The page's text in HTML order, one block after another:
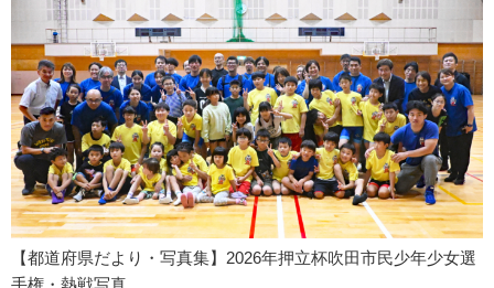
【都道府県だより・写真集】2026年押立杯吹田市民少年少女選
手権・熱戦写真